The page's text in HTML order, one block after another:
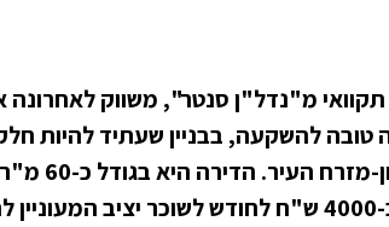
מ"נדל"ן סנטר", משווק לאחרונה
להשקעה, בבניין שעתיד להיות חלק
כ"ט
כיום היא מושכרת ב-4000 ש"ח לחודש לשוכר